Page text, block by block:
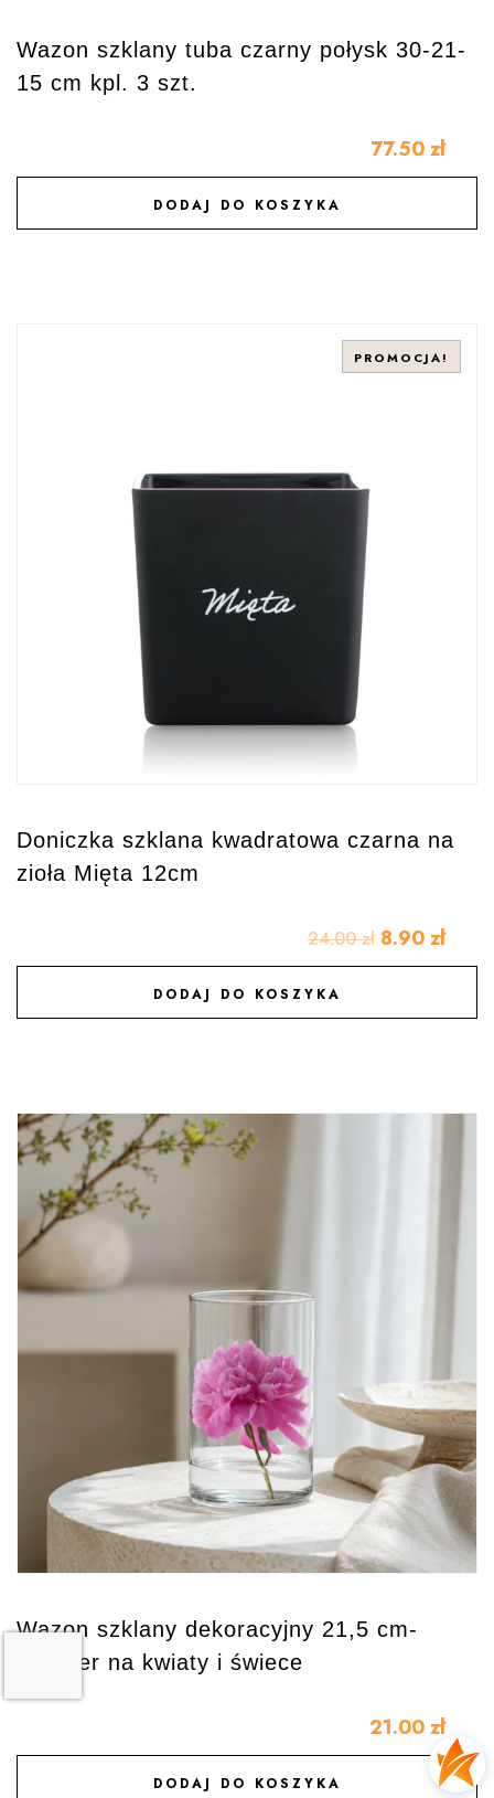
Wazon szklany tuba czarny połysk 30-21-
15 cm kpl. 3 szt.
77.50 zł
DODAJ DO KOSZYKA
DODAJ DO ULUBIONYCH
PROMOCJA!
Doniczka szklana kwadratowa czarna na
zioła Mięta 12cm
24.00zł 8.90 zł
DODAJ DO KOSZYKA
DODAJ DO ULUBIONYCH
Wazon szklany dekoracyjny 21,5 cm-
cylinder na kwiaty i świece
21.00 zł
DODAJ DO KOSZYKA
DODAJ DO ULUBIONYCH